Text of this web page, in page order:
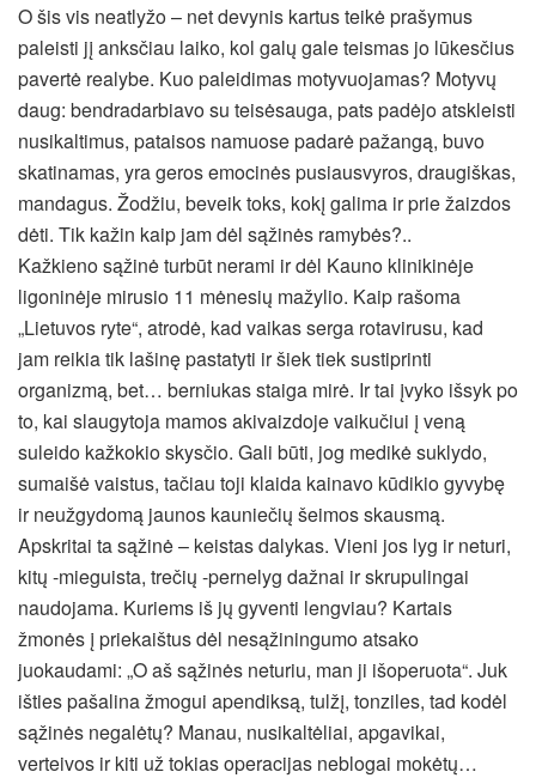
O šis vis neatlyžo – net devynis kartus teikė prašymus
paleisti jį anksčiau laiko, kol galų gale teismas jo lūkesčius
pavertė realybe. Kuo paleidimas motyvuojamas? Motyvų
daug: bendradarbiavo su teisėsauga, pats padėjo atskleisti
nusikaltimus, pataisos namuose padarė pažangą, buvo
skatinamas, yra geros emocinės pusiausvyros, draugiškas,
mandagus. Žodžiu, beveik toks, kokį galima ir prie žaizdos
dėti. Tik kažin kaip jam dėl sąžinės ramybės?..
Kažkieno sąžinė turbūt nerami ir dėl Kauno klinikinėje
ligoninėje mirusio 11 mėnesių mažylio. Kaip rašoma
„Lietuvos ryte“, atrodė, kad vaikas serga rotavirusu, kad
jam reikia tik lašinę pastatyti ir šiek tiek sustiprinti
organizmą, bet… berniukas staiga mirė. Ir tai įvyko išsyk po
to, kai slaugytoja mamos akivaizdoje vaikučiui į veną
suleido kažkokio skysčio. Gali būti, jog medikė suklydo,
sumaišė vaistus, tačiau toji klaida kainavo kūdikio gyvybę
ir neužgydomą jaunos kauniečių šeimos skausmą.
Apskritai ta sąžinė – keistas dalykas. Vieni jos lyg ir neturi,
kitų -mieguista, trečių -pernelyg dažnai ir skrupulingai
naudojama. Kuriems iš jų gyventi lengviau? Kartais
žmonės į priekaištus dėl nesąžiningumo atsako
juokaudami: „O aš sąžinės neturiu, man ji išoperuota“. Juk
išties pašalina žmogui apendiksą, tulžį, tonziles, tad kodėl
sąžinės negalėtų? Manau, nusikaltėliai, apgavikai,
verteivos ir kiti už tokias operacijas neblogai mokėtų…